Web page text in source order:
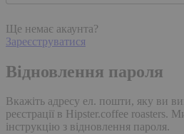
Ще немає акаунта?
Зареєструватися
Відновлення пароля
Вкажіть адресу ел. пошти, яку ви
реєстрації в Hipster.coffee roasters.
інструкцію з відновлення пароля.